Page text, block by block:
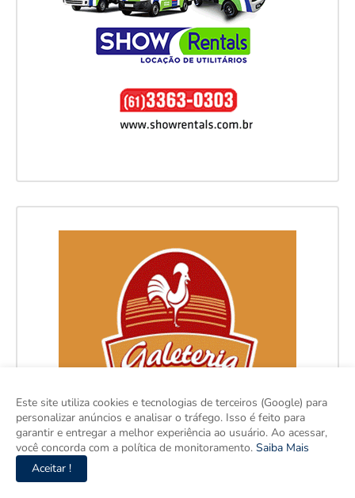
Este site utiliza cookies e tecnologias de terceiros (Google) para
personalizar anúncios e analisar o tráfego. Isso é feito para
garantir e entregar a melhor experiência ao usuário. Ao acessar,
você concorda com a política de monitoramento. Saiba Mais
Aceitar !